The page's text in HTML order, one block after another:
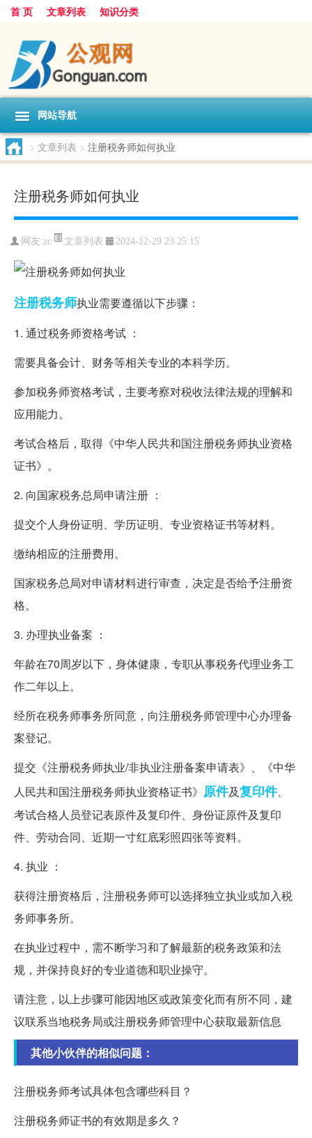
首 页 文章列表 知识分类
网站导航
> 文章列表 > 注册税务师如何执业
注册税务师如何执业
网友:zc 文章列表 2024-12-29 23:25:15
注册税务师执业需要遵循以下步骤：
1. 通过税务师资格考试 ：
需要具备会计、财务等相关专业的本科学历。
参加税务师资格考试，主要考察对税收法律法规的理解和
应用能力。
考试合格后，取得《中华人民共和国注册税务师执业资格
证书》。
2. 向国家税务总局申请注册 ：
提交个人身份证明、学历证明、专业资格证书等材料。
缴纳相应的注册费用。
国家税务总局对申请材料进行审查，决定是否给予注册资
格。
3. 办理执业备案 ：
年龄在70周岁以下，身体健康，专职从事税务代理业务工
作二年以上。
经所在税务师事务所同意，向注册税务师管理中心办理备
案登记。
提交《注册税务师执业/非执业注册备案申请表》、《中华
人民共和国注册税务师执业资格证书》 原件及复印件、
考试合格人员登记表原件及复印件、身份证原件及复印
件、劳动合同、近期一寸红底彩照四张等资料。
4. 执业 ：
获得注册资格后，注册税务师可以选择独立执业或加入税
务师事务所。
在执业过程中，需不断学习和了解最新的税务政策和法
规，并保持良好的专业道德和职业操守。
请注意，以上步骤可能因地区或政策变化而有所不同，建
议联系当地税务局或注册税务师管理中心获取最新信息
其他小伙伴的相似问题：
注册税务师考试具体包含哪些科目？
注册税务师证书的有效期是多久？